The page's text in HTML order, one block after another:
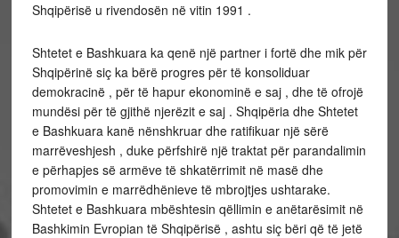
Shqipërisë u rivendosën në vitin 1991 .
Shtetet e Bashkuara ka qenë një partner i fortë dhe mik për
Shqipërinë siç ka bërë progres për të konsoliduar
demokracinë , për të hapur ekonominë e saj , dhe të ofrojë
mundësi për të gjithë njerëzit e saj . Shqipëria dhe Shtetet
e Bashkuara kanë nënshkruar dhe ratifikuar një sërë
marrëveshjesh , duke përfshirë një traktat për parandalimin
e përhapjes së armëve të shkatërrimit në masë dhe
promovimin e marrëdhënieve të mbrojtjes ushtarake.
Shtetet e Bashkuara mbështesin qëllimin e anëtarësimit në
Bashkimin Evropian të Shqipërisë , ashtu siç bëri që të jetë